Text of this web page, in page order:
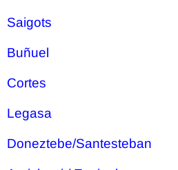
Saigots
Buñuel
Cortes
Legasa
Doneztebe/Santesteban